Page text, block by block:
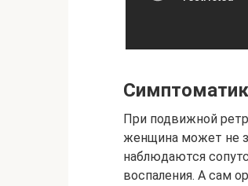
При подвижной
женщина может не
наблюдаются
воспаления. А сам